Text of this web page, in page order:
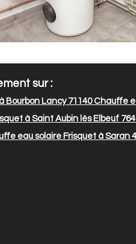
sur :
Bourbon Lancy 71140Chauffe
à Saint Aubin lès Elbeuf
eau solaire Frisquet à Saran